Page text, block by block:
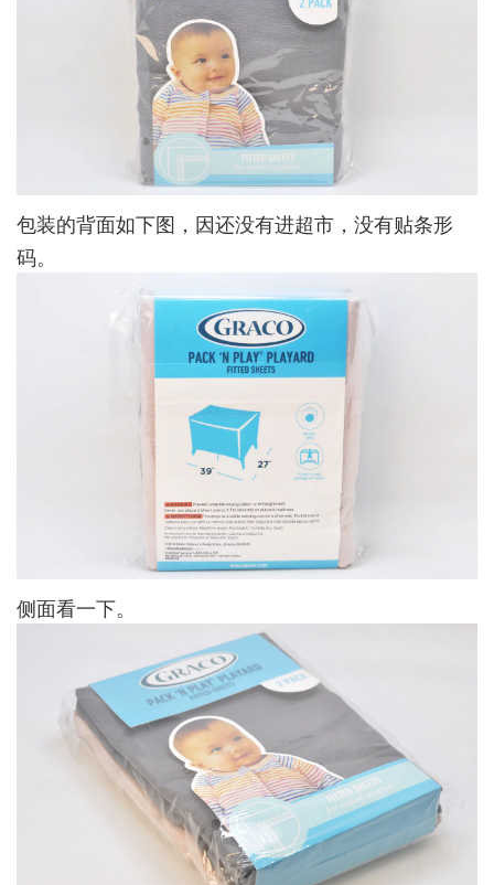
包装的背面如下图，因还没有进超市，没有贴条形
码。
侧面看一下。